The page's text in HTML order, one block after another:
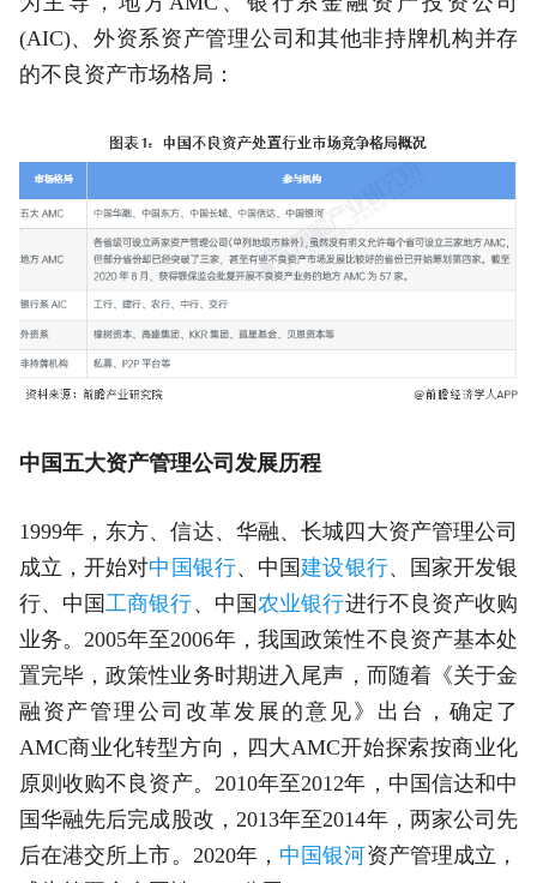
(AIC)、外资系资产管理公司和其他非持牌机构并存
的不良资产市场格局：
中国五大资产管理公司发展历程
1999年，东方、信达、华融、长城四大资产管理公司
成立，开始对中国银行、中国建设银行、国家开发银
行、中国工商银行、中国农业银行进行不良资产收购
业务。2005年至2006年，我国政策性不良资产基本处
置完毕，政策性业务时期进入尾声，而随着《关于金
融资产管理公司改革发展的意见》出台，确定了
AMC商业化转型方向，四大AMC开始探索按商业化
原则收购不良资产。2010年至2012年，中国信达和中
国华融先后完成股改，2013年至2014年，两家公司先
后在港交所上市。2020年， 中国银河资产管理成立，